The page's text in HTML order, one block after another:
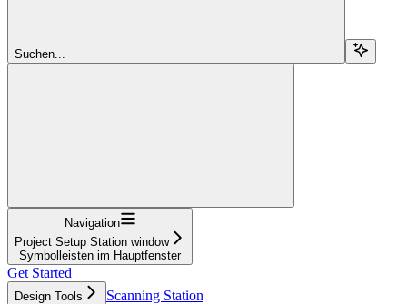
Suchen...
Navigation
Project Setup Station window
Symbolleisten im Hauptfenster
Get Started
Design Tools
Scanning Station